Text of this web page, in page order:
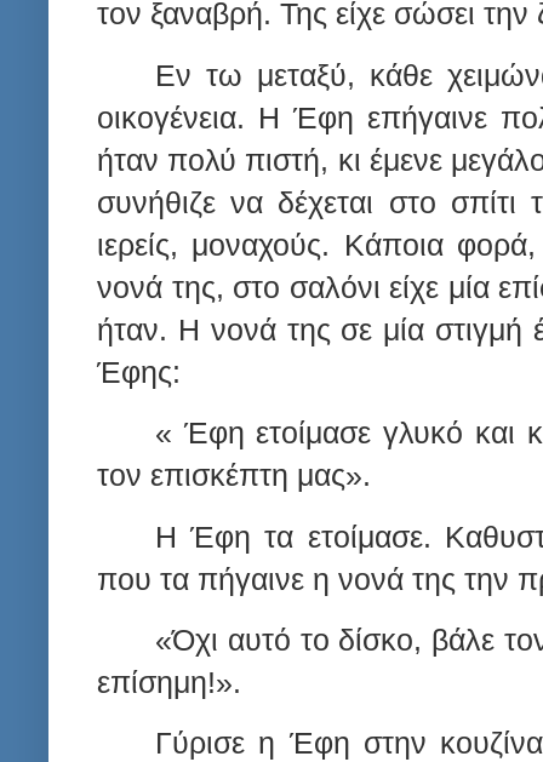
τον ξαναβρή. Της είχε σώσει την
Εν τω μεταξύ, κάθε
οικογένεια. Η Έφη επήγαινε
ήταν πολύ πιστή, κι έμενε
συνήθιζε να δέχεται στο σπίτι
ιερείς, μοναχούς. Κάποια
νονά της, στο σαλόνι είχε μία
ήταν. Η νονά της σε μία στιγμή
Έφης:
« Έφη ετοίμασε γλυκό και
τον επισκέπτη μας».
Η Έφη τα ετοίμασε.
που τα πήγαινε η νονά της την
«Όχι αυτό το δίσκο, βάλε
επίσημη!».
Γύρισε η Έφη στην